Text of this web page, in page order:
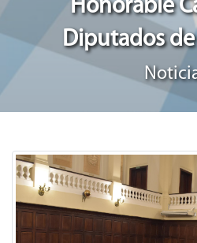
Honorable
Diputados